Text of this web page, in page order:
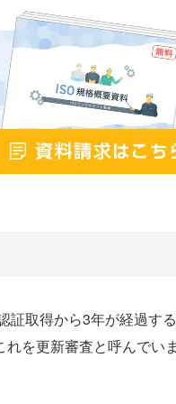
証取得から3年が経過す
を更新審査と呼んでい